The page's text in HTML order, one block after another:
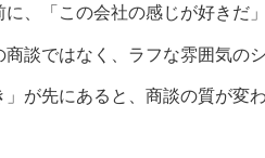
、「この会社の感じが好きだ
談ではなく、ラフな雰囲気の
が先にあると、商談の質が変